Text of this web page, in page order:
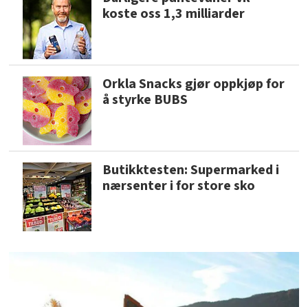
koste oss 1,3 milliarder
Orkla Snacks gjør oppkjøp for
å styrke BUBS
Butikktesten: Supermarked i
nærsenter i for store sko